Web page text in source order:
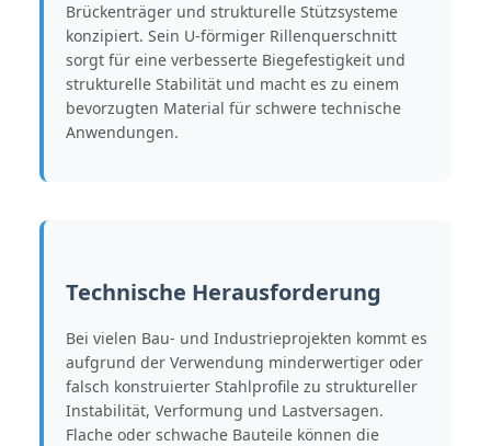
Brückenträger und strukturelle Stützsysteme
konzipiert. Sein U-förmiger Rillenquerschnitt
sorgt für eine verbesserte Biegefestigkeit und
strukturelle Stabilität und macht es zu einem
bevorzugten Material für schwere technische
Anwendungen.
Technische Herausforderung
Bei vielen Bau- und Industrieprojekten kommt es
aufgrund der Verwendung minderwertiger oder
falsch konstruierter Stahlprofile zu struktureller
Instabilität, Verformung und Lastversagen.
Flache oder schwache Bauteile können die